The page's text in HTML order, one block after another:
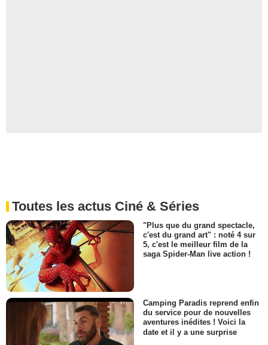
Toutes les actus Ciné & Séries
"Plus que du grand spectacle,
c'est du grand art" : noté 4 sur
5, c'est le meilleur film de la
saga Spider-Man live action !
Camping Paradis reprend enfin
du service pour de nouvelles
aventures inédites ! Voici la
date et il y a une surprise